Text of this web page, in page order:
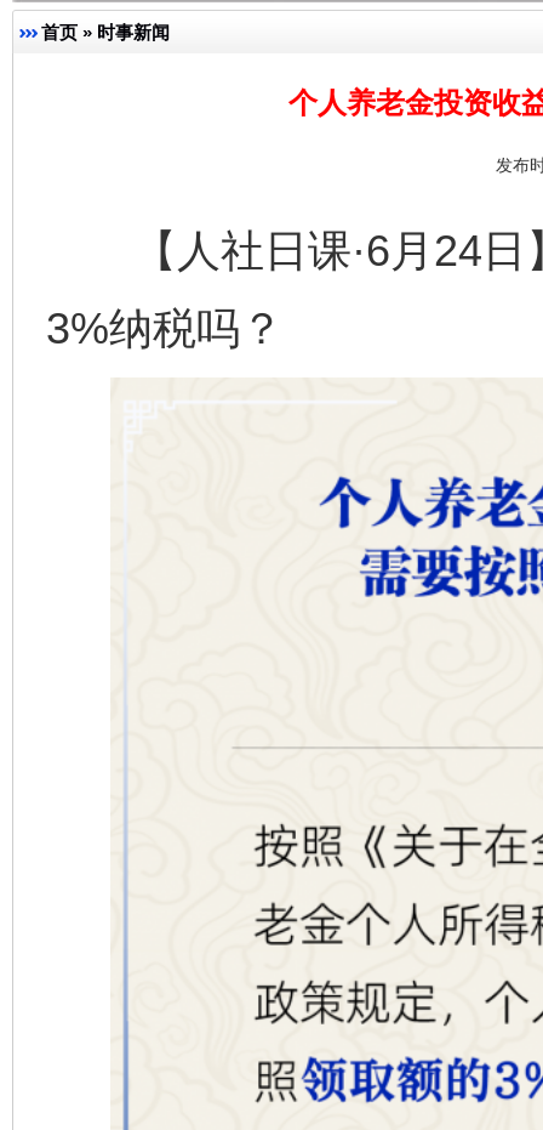
首页 » 时事新闻
个人养老金投资收
发布
【人社日课·6月24日
3%纳税吗？
东山县通报“牛蛙产品抗生素超标问题” 法